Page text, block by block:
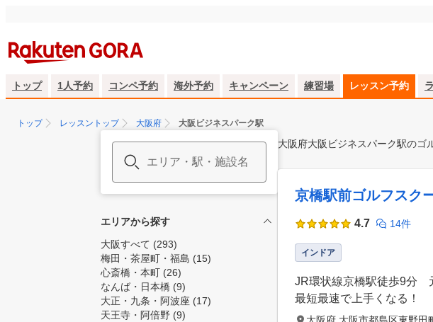
トップ 1人予約 コンペ予約 海外予約 キャンペーン 練習場 レッスン予約
トップ レッスントップ 大阪府 大阪ビジネスパーク駅
エリアから探す
大阪すべて (293)
梅田・茶屋町・福島 (15)
心斎橋・本町 (26)
なんば・日本橋 (9)
大正・九条・阿波座 (17)
天王寺・阿倍野 (9)
大阪府大阪ビジネスパーク駅のゴ
京橋駅前ゴルフスク
4.7 14件
インドア
JR環状線京橋駅徒歩9分
最短最速で上手くなる！